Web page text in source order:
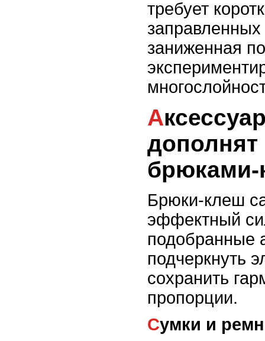
требует
заниженная
Аксессуары, которые
дополнят
Брюки-клеш
эффектный
подобранные
подчеркнуть
сохранить
пропорции.
Сумки и